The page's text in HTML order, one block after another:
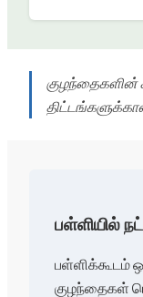
குழந்தைகளின்
பள்ளியில்
பள்ளிக்கூடம்
குழந்தைகள்